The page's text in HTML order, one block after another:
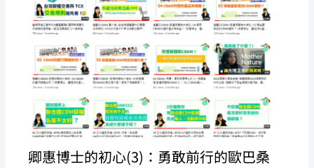
卿惠博士的初心(3)：勇敢前行的歐巴桑